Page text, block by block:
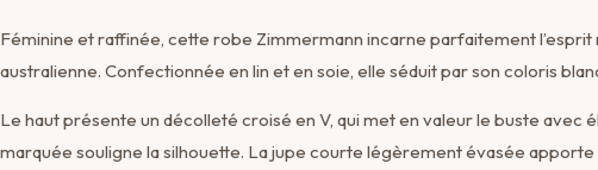
Féminine et raffinée, cette robe Zimmermann incarne parfaitement l’esprit
australienne. Confectionnée en lin et en soie, elle séduit par son coloris
Le haut présente un décolleté croisé en V, qui met en valeur le buste avec
marquée souligne la silhouette. La jupe courte légèrement évasée